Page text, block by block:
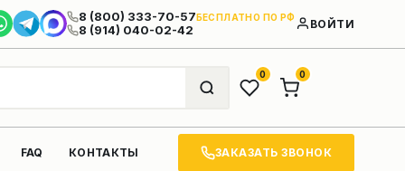
8 (800) 333-70-57БЕСПЛАТНО ПО РФ
8 (914) 040-02-42 ВОЙТИ
0 0
FAQ КОНТАКТЫ ЗАКАЗАТЬ ЗВОНОК